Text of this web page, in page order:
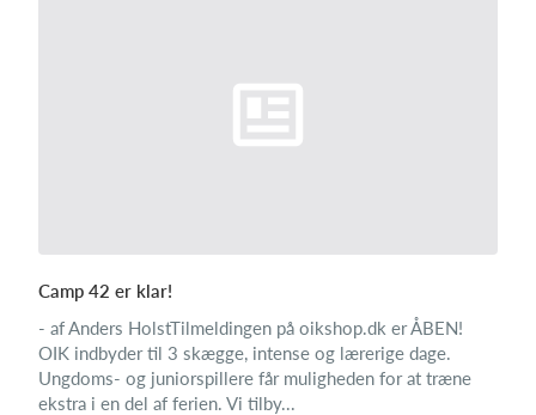
Camp 42 er klar!
- af Anders HolstTilmeldingen på oikshop.dk er ÅBEN!
OIK indbyder til 3 skægge, intense og lærerige dage.
Ungdoms- og juniorspillere får muligheden for at træne
ekstra i en del af ferien. Vi tilby...